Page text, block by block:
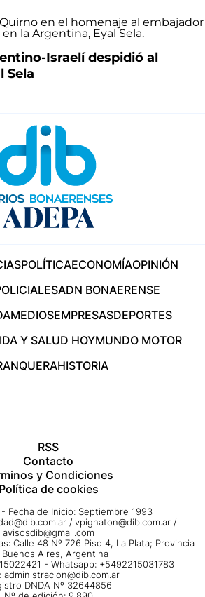
Israelí despidió al
Sela
POLÍTICAECONOMÍAOPINIÓN
ADN BONAERENSE
MEDIOSEMPRESASDEPORTES
Y SALUD HOYMUNDO MOTOR
HISTORIA
RSS
Contacto
y Condiciones
Política de cookies
Fecha de Inicio: Septiembre 1993
/ vpignaton@dib.com.ar /
avisosdib@gmail.com
Calle 48 Nº 726 Piso 4, La Plata; Provincia
Aires, Argentina
- Whatsapp: +5492215031783
administracion@dib.com.ar
DNDA Nº 32644856